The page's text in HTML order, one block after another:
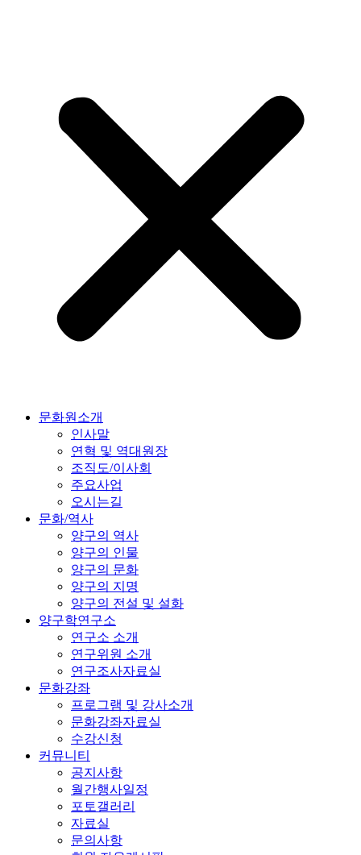
문화원소개
인사말
연혁 및 역대원장
조직도/이사회
주요사업
오시는길
문화/역사
양구의 역사
양구의 인물
양구의 문화
양구의 지명
양구의 전설 및 설화
양구학연구소
연구소 소개
연구위원 소개
연구조사자료실
문화강좌
프로그램 및 강사소개
문화강좌자료실
수강신청
커뮤니티
공지사항
월간행사일정
포토갤러리
자료실
문의사항